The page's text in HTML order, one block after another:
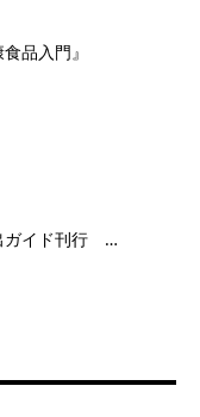
品入門』
ガイド刊行 …